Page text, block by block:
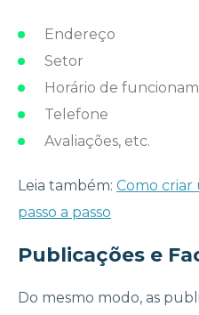
Endereço
Setor
Horário de
Telefone
Avaliações, etc.
Leia também: Como criar
passo a passo
Publicações e
Do mesmo modo, as